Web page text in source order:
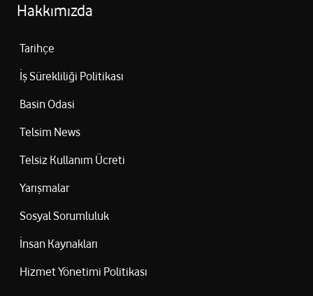
Hakkımızda
Tarihçe
İş Sürekliliği Politikası
Basin Odasi
Telsim News
Telsiz Kullanım Ücreti
Yarışmalar
Sosyal Sorumluluk
İnsan Kaynakları
Hizmet Yönetimi Politikası